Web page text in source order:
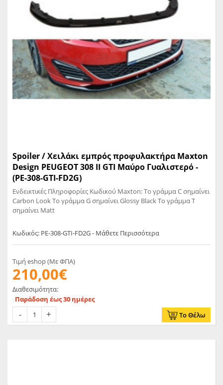
Spoiler / Χειλάκι εμπρός προφυλακτήρα Maxton
Design PEUGEOT 308 II GTI Μαύρο Γυαλιστερό -
(PE-308-GTI-FD2G)
Ενδεικτικές Πληροφορίες Κωδικού Maxton: Το γράμμα C σημαίνει
Carbon Look Το γράμμα G σημαίνει Glossy Black Το γράμμα T
σημαίνει Matt
Κωδικός: PE-308-GTI-FD2G - Μάθετε Περισσότερα
Τιμή eshop (Με ΦΠΑ)
210,00€
Διαθεσιμότητα:
Παράδοση έως 30 ημέρες
Το Θέλω